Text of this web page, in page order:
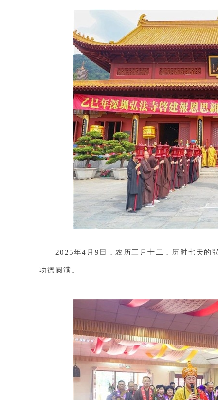
2025年4月9日，农历三月十二，历时七天的
功德圆满。